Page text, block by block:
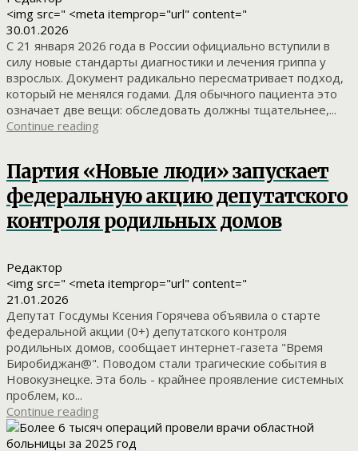
<img src=" <meta itemprop="url" content="
30.01.2026
С 21 января 2026 года в России официально вступили в
силу новые стандарты диагностики и лечения гриппа у
взрослых. Документ радикально пересматривает подход,
который не менялся годами. Для обычного пациента это
означает две вещи: обследовать должны тщательнее,...
Continue reading
Партия «Новые люди» запускает
федеральную акцию депутатского
контроля родильных домов
Редактор
<img src=" <meta itemprop="url" content="
21.01.2026
Депутат Госдумы Ксения Горячева объявила о старте
федеральной акции (0+) депутатского контроля
родильных домов, сообщает интернет-газета "Время
Биробиджан@". Поводом стали трагические события в
Новокузнецке. Эта боль - крайнее проявление системных
проблем, ко...
Continue reading